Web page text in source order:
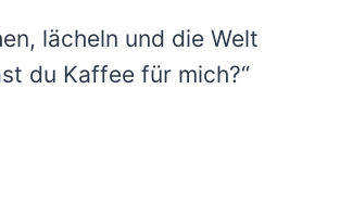
lächeln und die Welt
du Kaffee für mich?“